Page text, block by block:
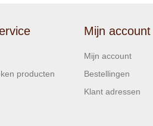
producten
Mijn account
Mijn account
Bestellingen
Klant adressen